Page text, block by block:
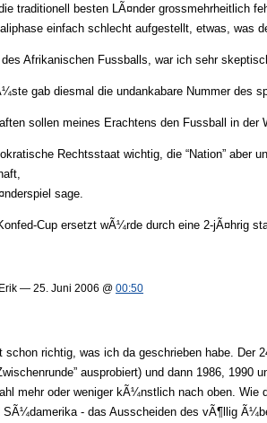
traditionell besten LÃ¤nder grossmehrheitlich
einfach schlecht aufgestellt, etwas, was
Afrikanischen Fussballs, war ich sehr
gab diesmal die undankabare Nummer des
sollen meines Erachtens den Fussball in
Rechtsstaat wichtig, die “Nation” aber
sage.
Cup ersetzt wÃ¼rde durch eine 2-jÃ¤hrig
— 25. Juni 2006 @ 00:50
schon richtig, was ich da geschrieben habe. Der
ausprobiert) und dann 1986, 1990
mehr oder weniger kÃ¼nstlich nach oben.
SÃ¼damerika - das Ausscheiden des vÃ¶llig